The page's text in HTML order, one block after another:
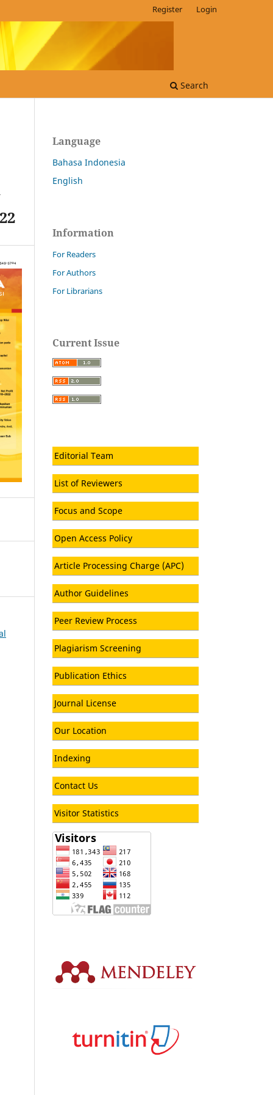
Search
Register Login
Language
Bahasa Indonesia
English
Information
For Readers
For Authors
For Librarians
Current Issue
Editorial Team
List of Reviewers
Focus and Scope
Open Access Policy
Article Processing Charge (APC)
Author Guidelines
Peer Review Process
Plagiarism Screening
Publication Ethics
Journal License
Our Location
Indexing
Contact Us
Visitor Statistics